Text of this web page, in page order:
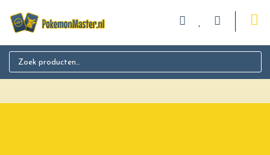
Search for: